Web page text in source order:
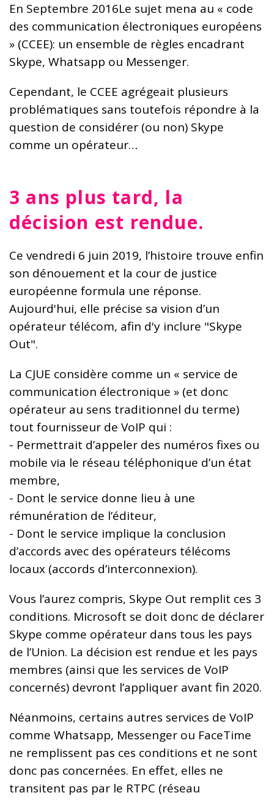
En Septembre 2016Le sujet mena au « code
des communication électroniques européens
» (CCEE): un ensemble de règles encadrant
Skype, Whatsapp ou Messenger.
Cependant, le CCEE agrégeait plusieurs
problématiques sans toutefois répondre à la
question de considérer (ou non) Skype
comme un opérateur…
3 ans plus tard, la
décision est rendue.
Ce vendredi 6 juin 2019, l’histoire trouve enfin
son dénouement et la cour de justice
européenne formula une réponse.
Aujourd'hui, elle précise sa vision d’un
opérateur télécom, afin d'y inclure "Skype
Out".
La CJUE considère comme un « service de
communication électronique » (et donc
opérateur au sens traditionnel du terme)
tout fournisseur de VoIP qui :
- Permettrait d’appeler des numéros fixes ou
mobile via le réseau téléphonique d’un état
membre,
- Dont le service donne lieu à une
rémunération de l’éditeur,
- Dont le service implique la conclusion
d’accords avec des opérateurs télécoms
locaux (accords d’interconnexion).
Vous l’aurez compris, Skype Out remplit ces 3
conditions. Microsoft se doit donc de déclarer
Skype comme opérateur dans tous les pays
de l’Union. La décision est rendue et les pays
membres (ainsi que les services de VoIP
concernés) devront l’appliquer avant fin 2020.
Néanmoins, certains autres services de VoIP
comme Whatsapp, Messenger ou FaceTime
ne remplissent pas ces conditions et ne sont
donc pas concernées. En effet, elles ne
transitent pas par le RTPC (réseau